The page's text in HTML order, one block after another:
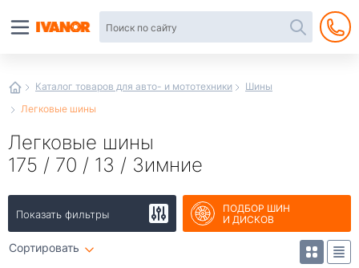
Каталог товаров для авто- и мототехники
Шины
Легковые шины
Легковые шины
175 / 70 / 13 / Зимние
Показать фильтры
ПОДБОР ШИН
И ДИСКОВ
Сортировать
интернет-